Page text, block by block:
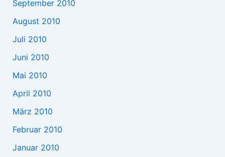
September 2010
August 2010
Juli 2010
Juni 2010
Mai 2010
April 2010
März 2010
Februar 2010
Januar 2010